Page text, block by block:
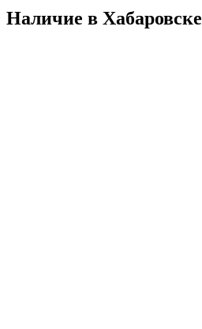
Наличие в Хабаровскe